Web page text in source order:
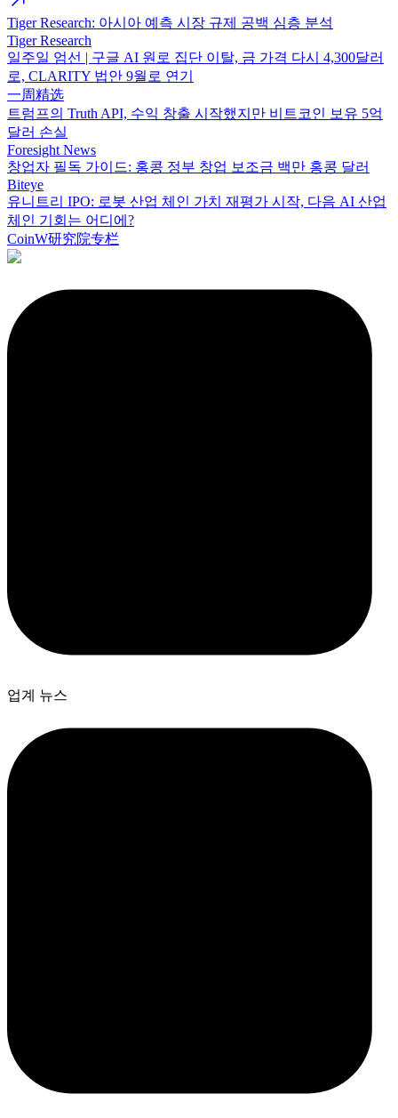
Tiger Research: 아시아 예측 시장 규제 공백 심층 분석
Tiger Research
일주일 엄선 | 구글 AI 원로 집단 이탈, 금 가격 다시 4,300달러
로, CLARITY 법안 9월로 연기
一周精选
트럼프의 Truth API, 수익 창출 시작했지만 비트코인 보유 5억
달러 손실
Foresight News
창업자 필독 가이드: 홍콩 정부 창업 보조금 백만 홍콩 달러
Biteye
유니트리 IPO: 로봇 산업 체인 가치 재평가 시작, 다음 AI 산업
체인 기회는 어디에?
CoinW研究院专栏
업계 뉴스